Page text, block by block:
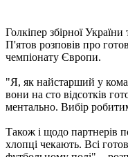
Голкіпер збірної
П'ятов розповів про
чемпіонату Європи.
"Я, як найстарший у
вони на сто відсотків
ментально. Вибір
Також і щодо партнерів
хлопці чекають. Всі